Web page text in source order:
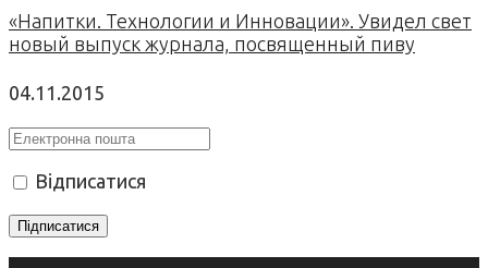
«Напитки. Технологии и Инновации». Увидел свет
новый выпуск журнала, посвященный пиву
04.11.2015
Відписатися